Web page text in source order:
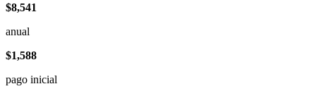
$8,541
anual
$1,588
pago inicial